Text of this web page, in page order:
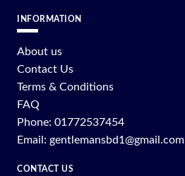
INFORMATION
About us
Contact Us
Terms & Conditions
FAQ
Phone: 01772537454
Email: gentlemansbd1@gmail.com
CONTACT US